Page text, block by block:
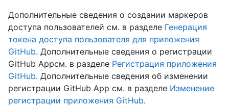
Дополнительные сведения о создании маркеров
доступа пользователей см. в разделе Генерация
токена доступа пользователя для приложения
GitHub. Дополнительные сведения о регистрации
GitHub Appсм. в разделе Регистрация приложения
GitHub. Дополнительные сведения об изменении
регистрации GitHub App см. в разделе Изменение
регистрации приложения GitHub.